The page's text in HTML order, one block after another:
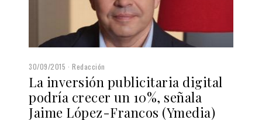
30/09/2015 Redacción
La inversión publicitaria digital
podría crecer un 10%, señala
Jaime López-Francos (Ymedia)